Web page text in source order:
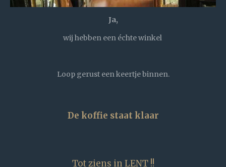
Ja,
wij hebben een échte winkel
Loop gerust een keertje binnen.
De koffie staat klaar
Tot ziens in LENT !!